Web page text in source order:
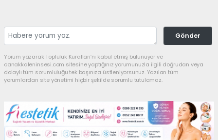
Gönder
Yorum yazarak Topluluk Kuralları’nı kabul etmiş bulunuyor ve
canakkaleninsesi.com sitesine yaptığınız yorumunuzla ilgili doğrudan veya
dolaylı tüm sorumluluğu tek başınıza üstleniyorsunuz. Yazılan tüm
yorumlardan site yönetimi hiçbir şekilde sorumlu tutulamaz.